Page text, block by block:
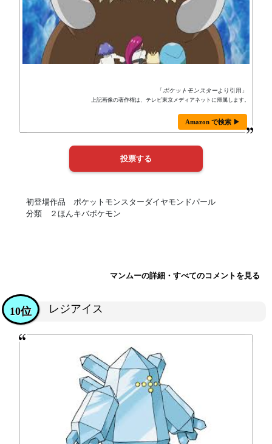
「ポケットモンスターより引用」
上記画像の著作権は、テレビ東京メディアネットに帰属します。
Amazon で検索 ▶
初登場作品 ポケットモンスターダイヤモンドパール
分類 ２ほんキバポケモン
マンムーの詳細・すべてのコメントを見る
レジアイス
10位